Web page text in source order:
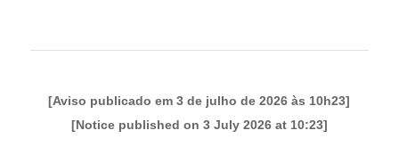
[Aviso publicado em 3 de julho de 2026 às 10h23]
[Notice published on 3 July 2026 at 10:23]